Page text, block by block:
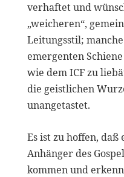
verhaftet und
„weicheren“,
Leitungsstil;
emergenten
wie dem ICF zu
die geistlichen
unangetastet.
Es ist zu hoffen,
Anhänger des
kommen und